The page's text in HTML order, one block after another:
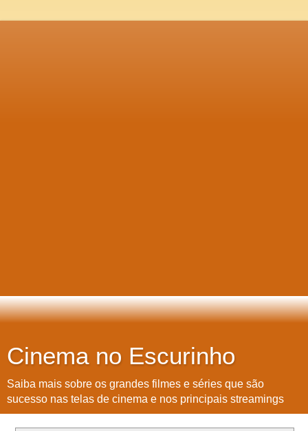
Cinema no Escurinho
Saiba mais sobre os grandes filmes e séries que são
sucesso nas telas de cinema e nos principais streamings